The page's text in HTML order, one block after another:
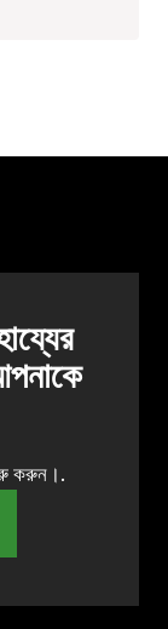
করুন।.